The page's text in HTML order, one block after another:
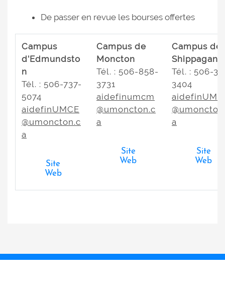
De passer en revue les bourses offertes
Campus
d’Edmundsto
n
Tél. : 506-737-
5074
aidefinUMCE
@umoncton.c
a
Site
Web
Campus de
Moncton
Tél. : 506-858-
3731
aidefinumcm
@umoncton.c
a
Site
Web
Campus de
Shippagan
Tél. : 506-
3404
a
Site
Web